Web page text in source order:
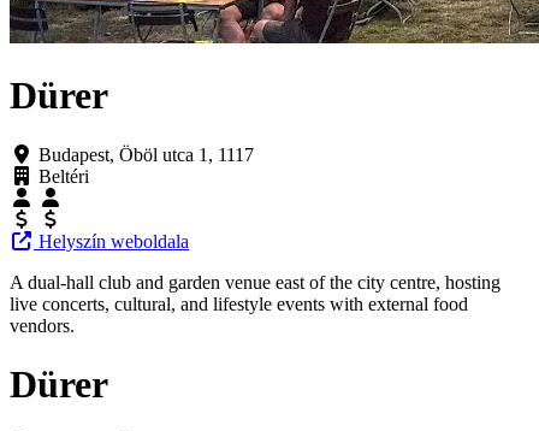
Dürer
Budapest, Öböl utca 1, 1117
Beltéri
Helyszín weboldala
A dual-hall club and garden venue east of the city centre, hosting
live concerts, cultural, and lifestyle events with external food
vendors.
Dürer